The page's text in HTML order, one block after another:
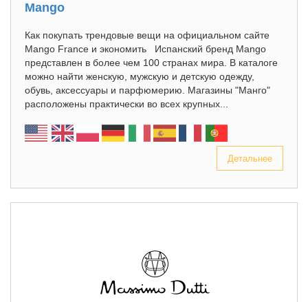
Mango
Как покупать трендовые вещи на официальном сайте
Mango France и экономить Испанский бренд Mango
представлен в более чем 100 странах мира. В каталоге
можно найти женскую, мужскую и детскую одежду,
обувь, аксессуары и парфюмерию. Магазины "Манго"
расположены практически во всех крупных...
Детальнее